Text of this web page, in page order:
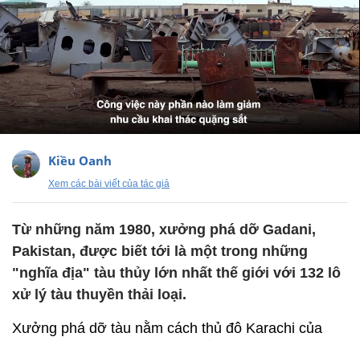
Kiều Oanh
Xem các bài viết của tác giả
Từ những năm 1980, xưởng phá dỡ Gadani,
Pakistan, được biết tới là một trong những
"nghĩa địa" tàu thủy lớn nhất thế giới với 132 lô
xử lý tàu thuyền thải loại.
Xưởng phá dỡ tàu nằm cách thủ đô Karachi của